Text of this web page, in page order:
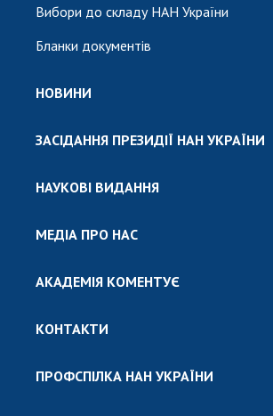
Вибори до складу НАН України
Бланки документів
НОВИНИ
ЗАСІДАННЯ ПРЕЗИДІЇ НАН УКРАЇНИ
НАУКОВІ ВИДАННЯ
МЕДІА ПРО НАС
АКАДЕМІЯ КОМЕНТУЄ
КОНТАКТИ
ПРОФСПІЛКА НАН УКРАЇНИ